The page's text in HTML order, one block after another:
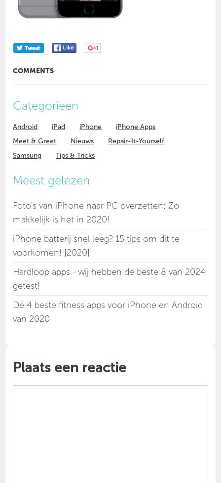
COMMENTS
Categorieen
Android iPad iPhone
iPhone Apps
Meet & Greet
Nieuws
Repair-It-Yourself
Samsung
Tips & Tricks
Meest gelezen
Foto's van iPhone naar PC overzetten: Zo
makkelijk is het in 2020!
iPhone batterij snel leeg? 15 tips om dit te
voorkomen! [2020]
Hardloop apps - wij hebben de beste 8 van 2024
getest!
Dé 4 beste fitness apps voor iPhone en Android
van 2020
Plaats een reactie